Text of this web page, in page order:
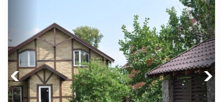
Previous Next